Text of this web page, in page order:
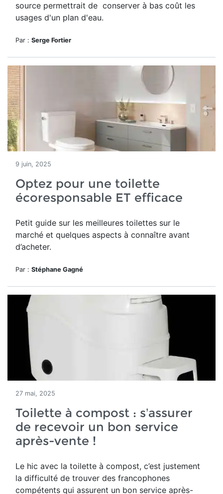
source permettrait de conserver à bas coût les
usages d'un plan d'eau.
Par : Serge Fortier
9 juin, 2025
Optez pour une toilette
écoresponsable ET efficace
Petit guide sur les meilleures toilettes sur le
marché et quelques aspects à connaître avant
d’acheter.
Par : Stéphane Gagné
27 mai, 2025
Toilette à compost : s’assurer
de recevoir un bon service
après-vente !
Le hic avec la toilette à compost, c’est justement
la difficulté de trouver des francophones
compétents qui assurent un bon service après-